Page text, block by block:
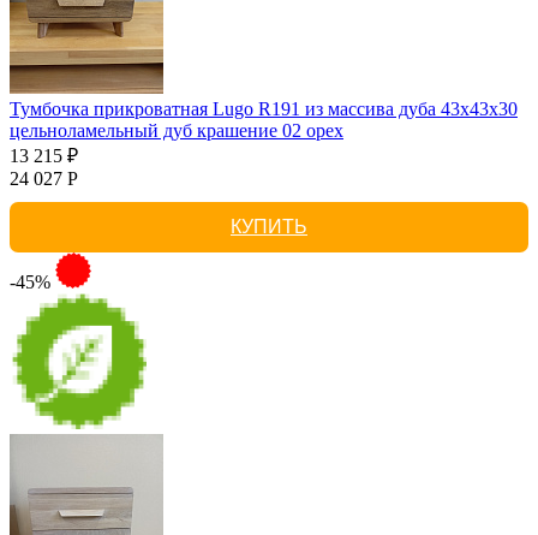
Тумбочка прикроватная Lugo R191 из массива дуба 43х43х30
цельноламельный дуб крашение 02 орех
13 215 ₽
24 027 Р
КУПИТЬ
-45%